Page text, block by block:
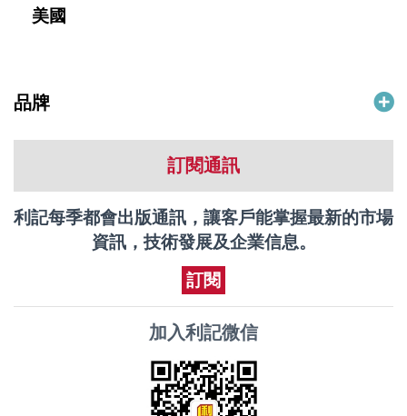
美國
品牌
訂閱通訊
利記每季都會出版通訊，讓客戶能掌握最新的市場
資訊，技術發展及企業信息。
訂閱
加入利記微信